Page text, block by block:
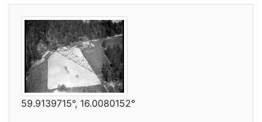
59.9139715°, 16.0080152°